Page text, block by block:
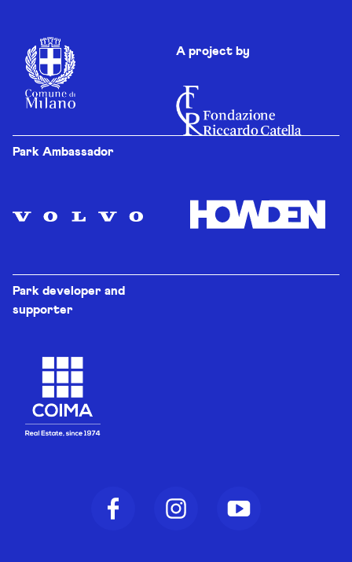
A project by
Park Ambassador
Park developer and
supporter